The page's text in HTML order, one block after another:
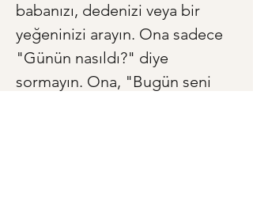
babanızı, dedenizi veya bir
yeğeninizi arayın. Ona sadece
"Günün nasıldı?" diye
sormayın. Ona, "Bugün seni